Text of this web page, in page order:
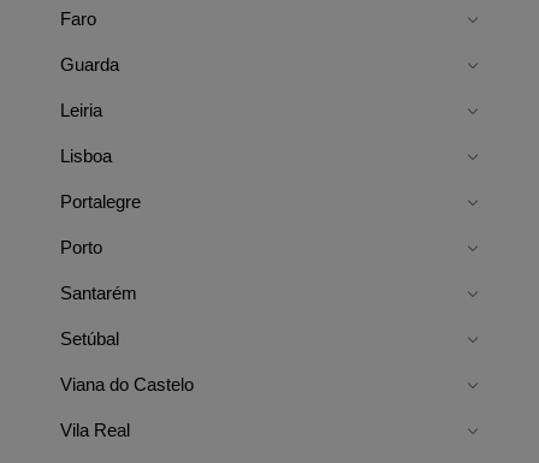
Faro
Guarda
Leiria
Lisboa
Portalegre
Porto
Santarém
Setúbal
Viana do Castelo
Vila Real